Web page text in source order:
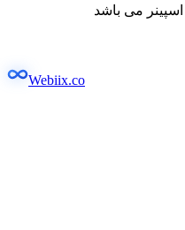
می باشد
Webiix.co